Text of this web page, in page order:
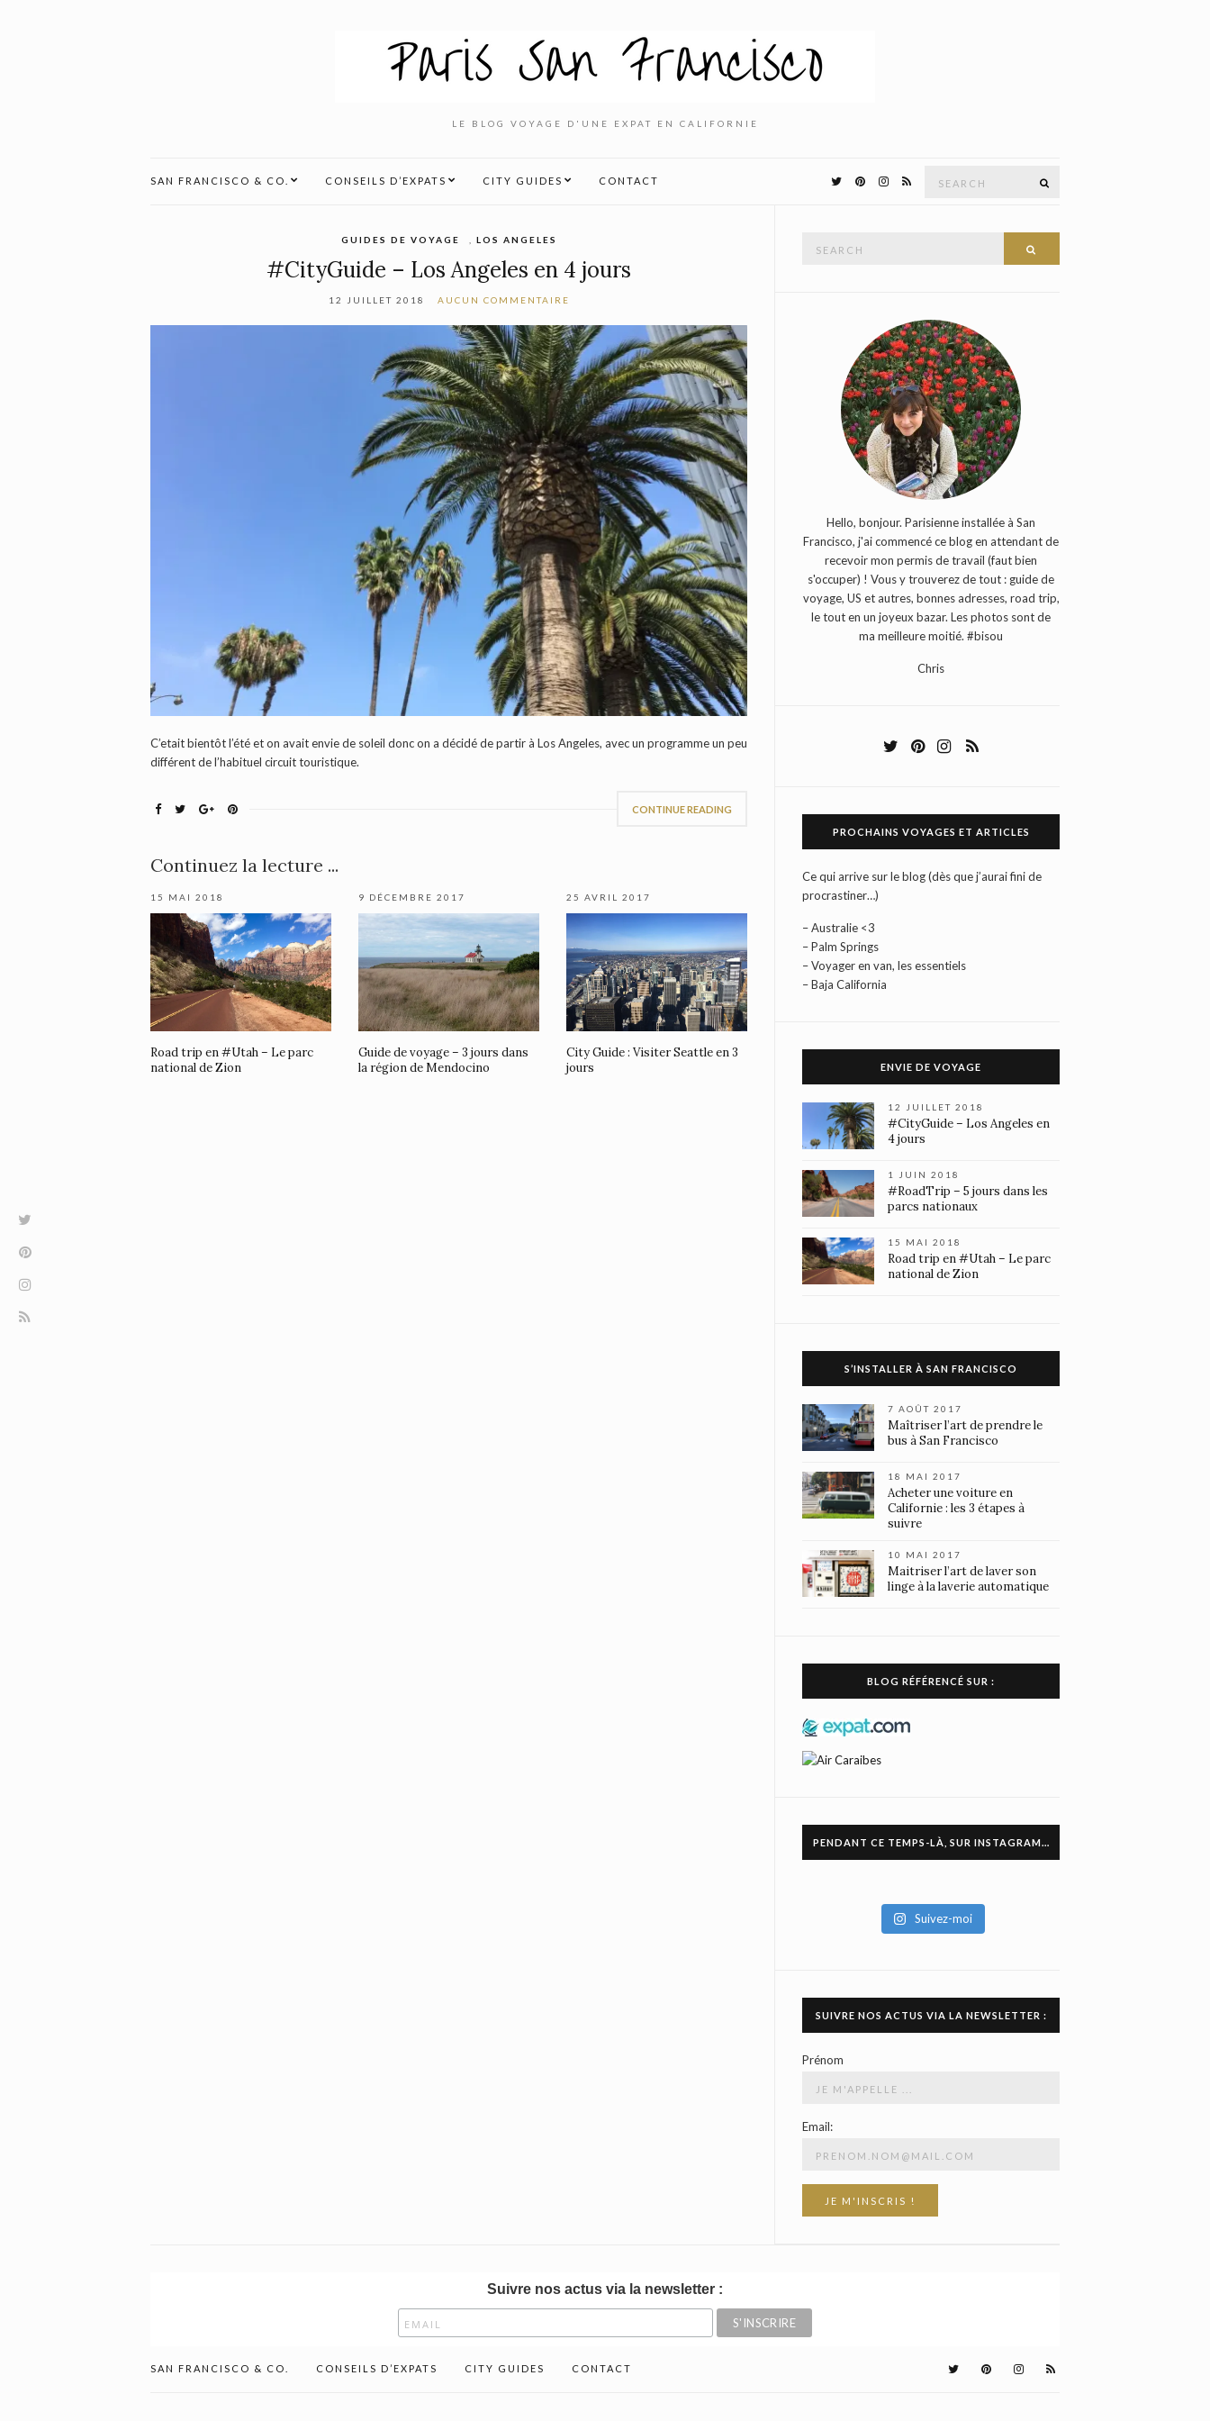
LE BLOG VOYAGE D'UNE EXPAT EN CALIFORNIE
SAN FRANCISCO & CO. CONSEILS D’EXPATS CITY GUIDES CONTACT
GUIDES DE VOYAGE LOS ANGELES
#CityGuide – Los Angeles en 4 jours
12 JUILLET 2018 AUCUN COMMENTAIRE
C’etait bientôt l’été et on avait envie de soleil donc on a décidé de partir à Los Angeles, avec un programme un peu
différent de l’habituel circuit touristique.
CONTINUE READING
Continuez la lecture ...
15 MAI 2018
Road trip en #Utah – Le parc
national de Zion
9 DÉCEMBRE 2017
Guide de voyage – 3 jours dans
la région de Mendocino
25 AVRIL 2017
City Guide : Visiter Seattle en 3
jours
Hello, bonjour. Parisienne installée à San
Francisco, j'ai commencé ce blog en attendant de
recevoir mon permis de travail (faut bien
s'occuper) ! Vous y trouverez de tout : guide de
voyage, US et autres, bonnes adresses, road trip,
le tout en un joyeux bazar. Les photos sont de
ma meilleure moitié. #bisou
Chris
PROCHAINS VOYAGES ET ARTICLES
Ce qui arrive sur le blog (dès que j’aurai fini de
procrastiner…)
– Australie <3
– Palm Springs
– Voyager en van, les essentiels
– Baja California
ENVIE DE VOYAGE
12 JUILLET 2018
#CityGuide – Los Angeles en
4 jours
1 JUIN 2018
#RoadTrip – 5 jours dans les
parcs nationaux
15 MAI 2018
Road trip en #Utah – Le parc
national de Zion
S’INSTALLER À SAN FRANCISCO
7 AOÛT 2017
Maîtriser l’art de prendre le
bus à San Francisco
18 MAI 2017
Acheter une voiture en
Californie : les 3 étapes à
suivre
10 MAI 2017
Maitriser l’art de laver son
linge à la laverie automatique
BLOG RÉFÉRENCÉ SUR :
PENDANT CE TEMPS-LÀ, SUR INSTAGRAM…
Suivez-moi
SUIVRE NOS ACTUS VIA LA NEWSLETTER :
Prénom
Email:
Suivre nos actus via la newsletter :
SAN FRANCISCO & CO. CONSEILS D’EXPATS CITY GUIDES CONTACT